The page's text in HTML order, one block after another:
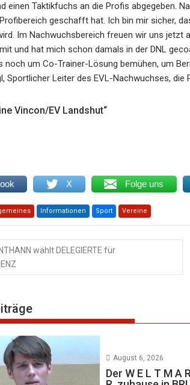
einen Taktikfuchs an die Profis abgegeben.
geschafft hat. Ich bin mir sicher,
Im Nachwuchsbereich freuen wir uns jetzt
und hat mich schon damals in der DNL
noch um Co-Trainer-Lösung bemühen, um
Sportlicher Leiter des EVL-Nachwuchses, die
Vincon/EV Landshut“
X Folge uns
Informationen Sport Vereine
wählt DELEGIERTE für
August 6, 2026
Der W E L T M A